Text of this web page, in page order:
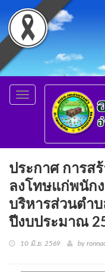
Toggle
navigation
ประกาศ การส
ลงโทษแก่พนัก
บริหารส่วนตำบ
ปีงบประมาณ
10 มิ.ย. 2569 by